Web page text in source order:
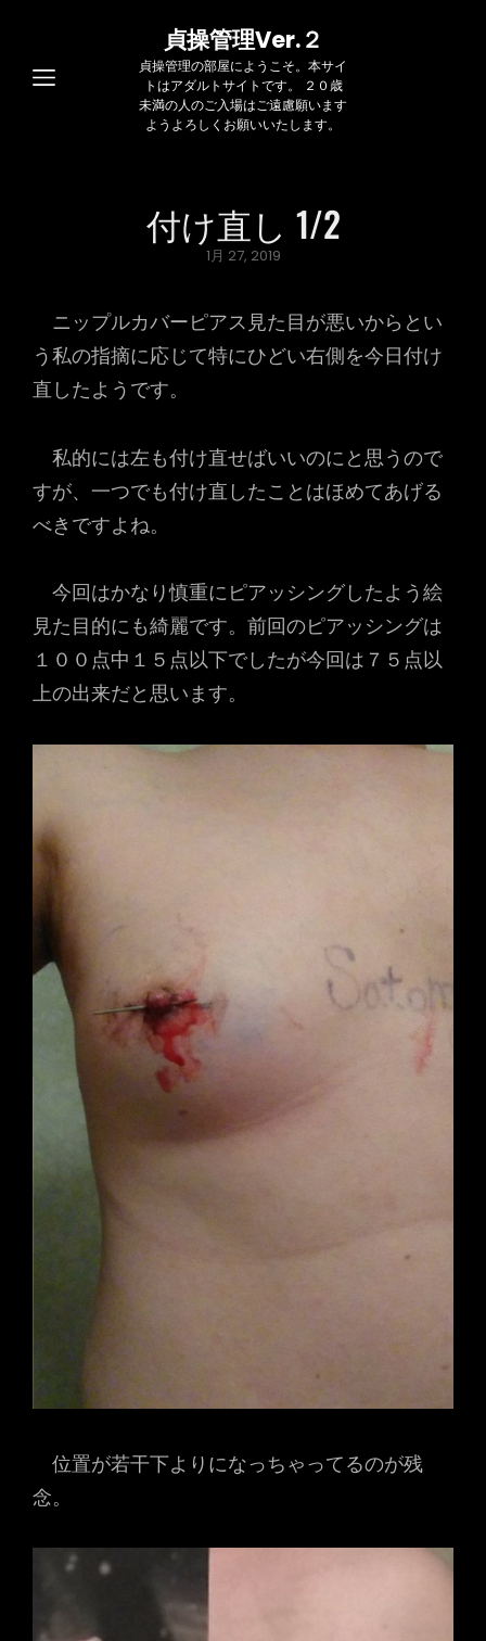
貞操管理Ver.２
貞操管理の部屋にようこそ。本サイ
トはアダルトサイトです。 ２０歳
未満の人のご入場はご遠慮願います
ようよろしくお願いいたします。
付け直し 1/2
Posted
1月 27, 2019
ニップルカバーピアス見た目が悪いからとい
う私の指摘に応じて特にひどい右側を今日付け
直したようです。
私的には左も付け直せばいいのにと思うので
すが、一つでも付け直したことはほめてあげる
べきですよね。
今回はかなり慎重にピアッシングしたよう絵
見た目的にも綺麗です。前回のピアッシングは
１００点中１５点以下でしたが今回は７５点以
上の出来だと思います。
位置が若干下よりになっちゃってるのが残
念。